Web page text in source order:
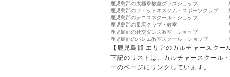
鹿児島郡の太極拳教室グッズショップ
鹿児島郡のフィットネスジム・スポーツクラブ
鹿児島郡のテニススクール・ショップ
鹿児島郡の乗馬クラブ・教室
鹿児島郡の社交ダンス教室・ショップ
鹿児島郡のバレエ教室スクール・ショップ
【鹿児島郡 エリアのカルチャースクー
下記のリストは、カルチャースクール
ーのページにリンクしています。